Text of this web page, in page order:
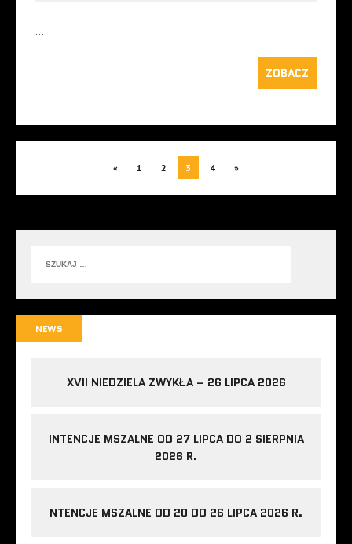
…
ZOBACZ
« 1 2 3 4 »
NEWS
XVII NIEDZIELA ZWYKŁA – 26 LIPCA 2026
INTENCJE MSZALNE OD 27 LIPCA DO 2 SIERPNIA
2026 R.
NTENCJE MSZALNE OD 20 DO 26 LIPCA 2026 R.